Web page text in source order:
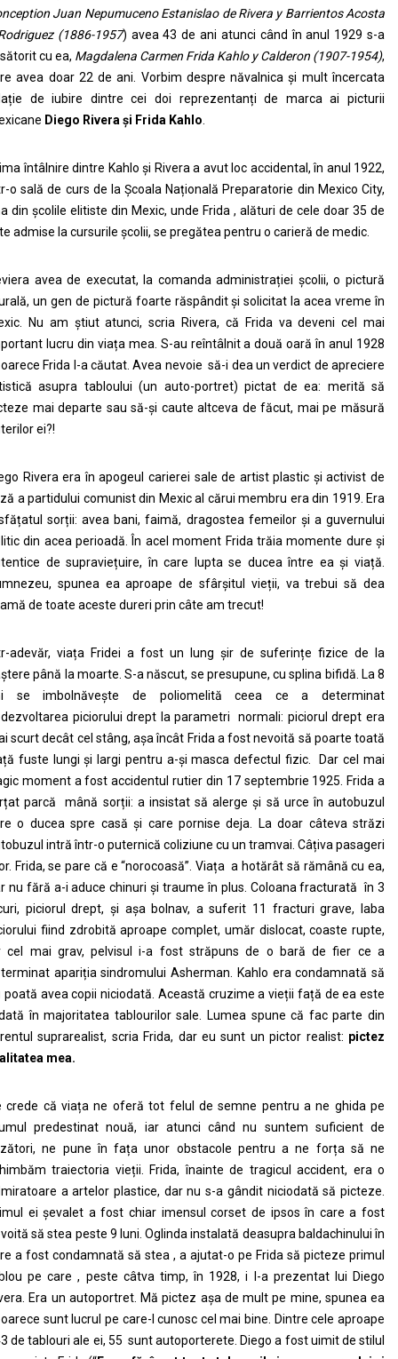
Juan Nepumuceno Estanislao de Rivera y Barrientos Acosta
(1886-1957) avea 43 de ani atunci când în anul 1929 s-a
cu ea, Magdalena Carmen Frida Kahlo y Calderon (1907-1954),
avea doar 22 de ani. Vorbim despre năvalnica și mult încercata
de iubire dintre cei doi reprezentanți de marca ai picturii
Diego Rivera și Frida Kahlo
întâlnire dintre Kahlo și Rivera a avut loc accidental, în anul 1922,
o sală de curs de la Școala Națională Preparatorie din Mexico City,
din școlile elitiste din Mexic, unde Frida , alături de cele doar 35 de
admise la cursurile școlii, se pregătea pentru o carieră de medic.
avea de executat, la comanda administrației școlii, o pictură
un gen de pictură foarte răspândit și solicitat la acea vreme în
Nu am știut atunci, scria Rivera, că Frida va deveni cel mai
lucru din viața mea. S-au reîntâlnit a două oară în anul 1928
Frida l-a căutat. Avea nevoie să-i dea un verdict de apreciere
asupra tabloului (un auto-portret) pictat de ea: merită să
mai departe sau să-și caute altceva de făcut, mai pe măsură
ei?!
Rivera era în apogeul carierei sale de artist plastic și activist de
a partidului comunist din Mexic al cărui membru era din 1919. Era
sorții: avea bani, faimă, dragostea femeilor și a guvernului
din acea perioadă. În acel moment Frida trăia momente dure și
de supraviețuire, în care lupta se ducea între ea și viață.
spunea ea aproape de sfârșitul vieții, va trebui să dea
de toate aceste dureri prin câte am trecut!
adevăr, viața Fridei a fost un lung șir de suferințe fizice de la
până la moarte. S-a născut, se presupune, cu splina bifidă. La 8
se imbolnăveşte de poliomelită ceea ce a determinat
piciorului drept la parametri normali: piciorul drept era
scurt decât cel stâng, așa încât Frida a fost nevoită să poarte toată
fuste lungi și largi pentru a-și masca defectul fizic. Dar cel mai
moment a fost accidentul rutier din 17 septembrie 1925. Frida a
parcă mână sorții: a insistat să alerge și să urce în autobuzul
o ducea spre casă și care pornise deja. La doar câteva străzi
intră într-o puternică coliziune cu un tramvai. Câțiva pasageri
Frida, se pare că e “norocoasă”. Viața a hotărât să rămână cu ea,
nu fără a-i aduce chinuri și traume în plus. Coloana fracturată în 3
piciorul drept, și așa bolnav, a suferit 11 fracturi grave, laba
fiind zdrobită aproape complet, umăr dislocat, coaste rupte,
cel mai grav, pelvisul i-a fost străpuns de o bară de fier ce a
apariția sindromului Asherman. Kahlo era condamnată să
poată avea copii niciodată. Această cruzime a vieții față de ea este
în majoritatea tablourilor sale. Lumea spune că fac parte din
suprarealist, scria Frida, dar eu sunt un pictor realist: pictez
mea.
crede că viața ne oferă tot felul de semne pentru a ne ghida pe
predestinat nouă, iar atunci când nu suntem suficient de
ne pune în fața unor obstacole pentru a ne forța să ne
traiectoria vieții. Frida, înainte de tragicul accident, era o
a artelor plastice, dar nu s-a gândit niciodată să picteze.
ei șevalet a fost chiar imensul corset de ipsos în care a fost
să stea peste 9 luni. Oglinda instalată deasupra baldachinului în
a fost condamnată să stea , a ajutat-o pe Frida să picteze primul
pe care , peste câtva timp, în 1928, i l-a prezentat lui Diego
Era un autoportret. Mă pictez așa de mult pe mine, spunea ea
sunt lucrul pe care-l cunosc cel mai bine. Dintre cele aproape
de tablouri ale ei, 55 sunt autoporterete. Diego a fost uimit de stilul